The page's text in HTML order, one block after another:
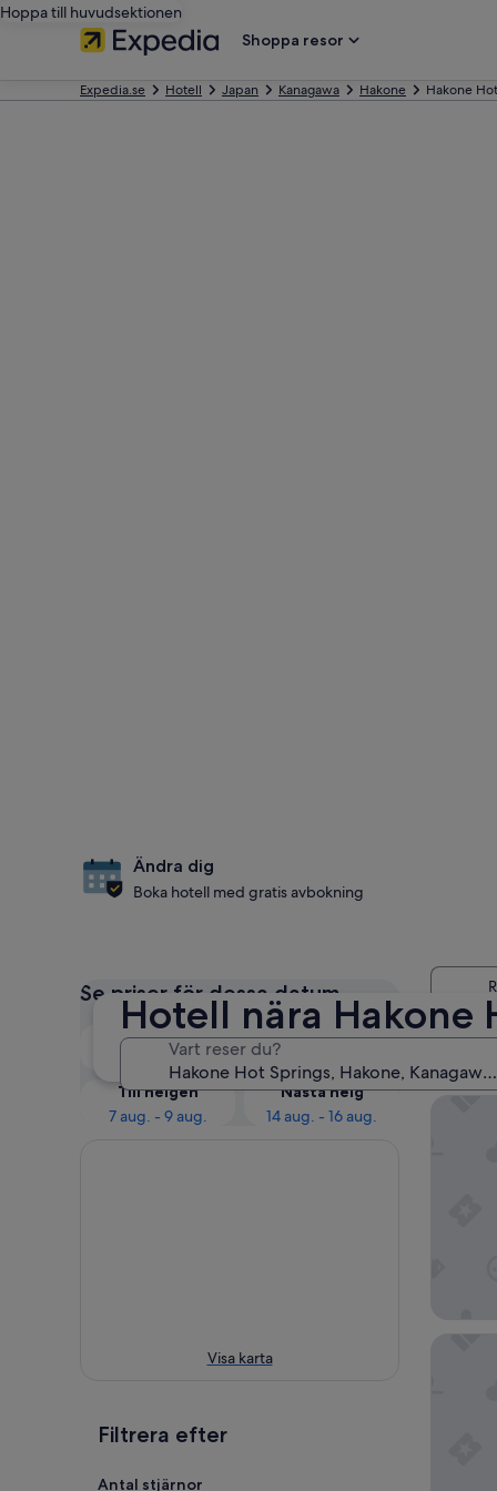
Hoppa till huvudsektionen
Shoppa resor
Expedia.se Hotell Japan Kanagawa Hakone Hakone
Hotell nära Hakone
Vart reser du?
Ändra dig
Boka hotell med gratis avbokning
Se priser för dessa datum
Ikväll
6 aug. - 7 aug.
Imorgon
7 aug. - 8 aug.
Till helgen
7 aug. - 9 aug.
Nästa helg
14 aug. - 16 aug.
Visa karta
Filtrera efter
Antal stjärnor